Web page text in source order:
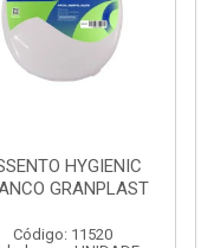
HYGIENIC
GRANPLAST
Código: 11520